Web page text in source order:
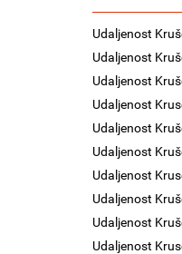
Udaljenost
Udaljenost
Udaljenost
Udaljenost
Udaljenost
Udaljenost
Udaljenost
Udaljenost
Udaljenost
Udaljenost